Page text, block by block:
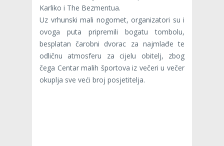
Karliko i The Bezmentua.
Uz vrhunski mali nogomet, organizatori su i
ovoga puta pripremili bogatu tombolu,
besplatan čarobni dvorac za najmlađe te
odličnu atmosferu za cijelu obitelj, zbog
čega Centar malih športova iz večeri u večer
okuplja sve veći broj posjetitelja.